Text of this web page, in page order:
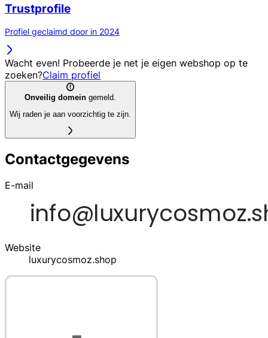
Trustprofile
Profiel geclaimd door in 2024
Wacht even! Probeerde je net je eigen webshop op te
zoeken?Claim profiel
Onveilig domein gemeld.
Wij raden je aan voorzichtig te zijn.
Contactgegevens
E-mail
Website
luxurycosmoz.shop